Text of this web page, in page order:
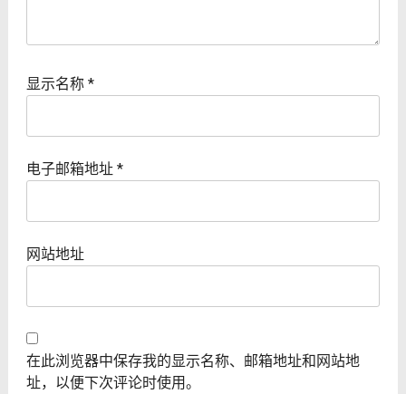
显示名称 *
电子邮箱地址 *
网站地址
在此浏览器中保存我的显示名称、邮箱地址和网站地
址，以便下次评论时使用。